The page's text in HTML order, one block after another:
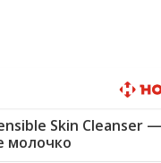
Skin Cleanser —
молочко